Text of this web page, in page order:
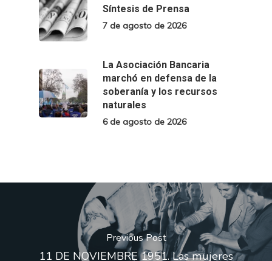
Síntesis de Prensa
7 de agosto de 2026
La Asociación Bancaria
marchó en defensa de la
soberanía y los recursos
naturales
6 de agosto de 2026
Previous Post
11 DE NOVIEMBRE 1951. Las mujeres